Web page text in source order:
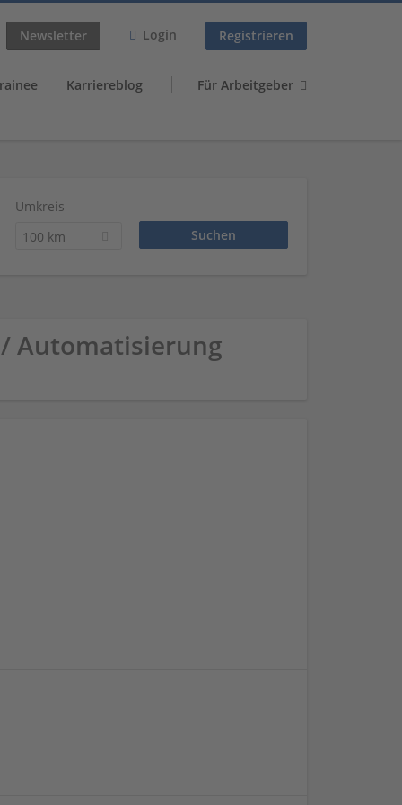
Newsletter Login Registrieren
Karriereblog Für Arbeitgeber
Umkreis
100 km
Automatisierung